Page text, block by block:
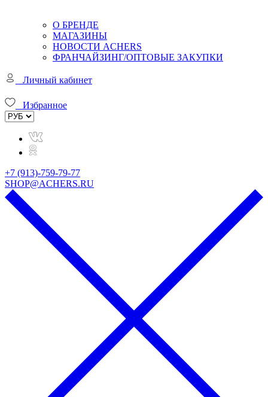
О БРЕНДЕ
МАГАЗИНЫ
НОВОСТИ ACHERS
ФРАНЧАЙЗИНГ/ОПТОВЫЕ ЗАКУПКИ
Личный кабинет
Избранное
+7 (913)-759-79-77
SHOP@ACHERS.RU